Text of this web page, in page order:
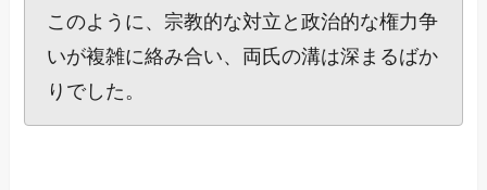
このように、宗教的な対立と政治的な権力争
いが複雑に絡み合い、両氏の溝は深まるばか
りでした。